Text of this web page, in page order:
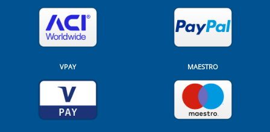
VPAY MAESTRO